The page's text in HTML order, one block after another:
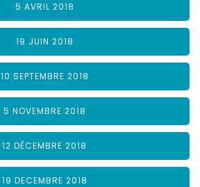
5 AVRIL 2018
19 JUIN 2018
10 SEPTEMBRE 2018
5 NOVEMBRE 2018
12 DÉCEMBRE 2018
19 DECEMBRE 2018